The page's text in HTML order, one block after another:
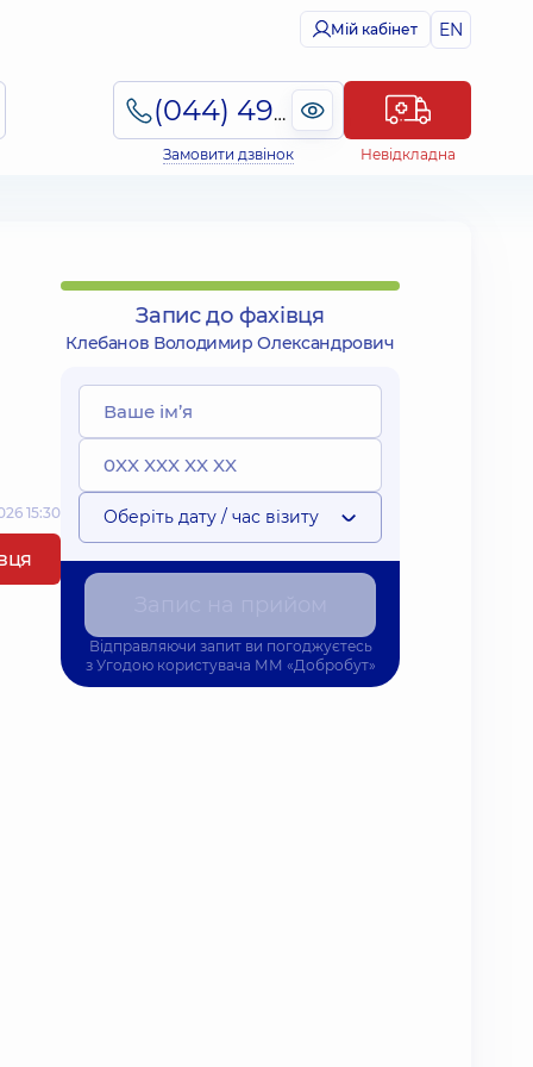
Мій кабінет EN
(044) 495-2-888
Замовити дзвінок Невідкладна
15:30
Запис до фахівця
Клебанов Володимир Олександрович
Оберіть дату / час візиту
Відправляючи запит ви погоджуєтесь
з Угодою користувача ММ «Добробут»